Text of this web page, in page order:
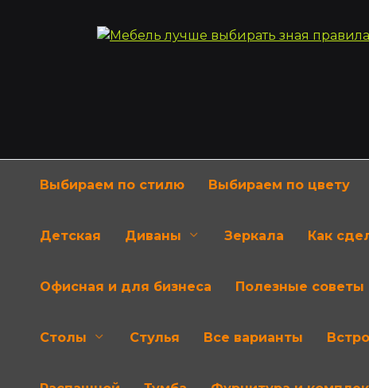
Выбираем по стилю Выбираем по цвету
Детская Диваны Зеркала Как
Офисная и для бизнеса Полезные советы
Столы Стулья Все варианты